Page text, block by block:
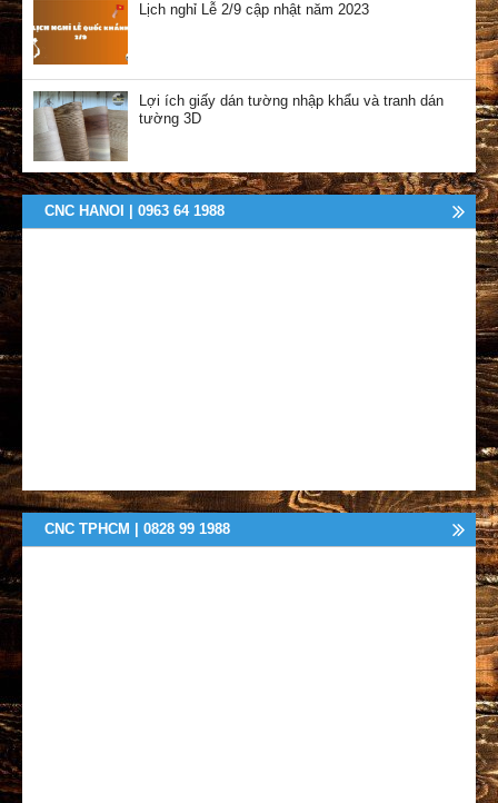
Lịch nghỉ Lễ 2/9 cập nhật năm 2023
Lợi ích giấy dán tường nhập khẩu và tranh dán
tường 3D
CNC HANOI | 0963 64 1988
CNC TPHCM | 0828 99 1988